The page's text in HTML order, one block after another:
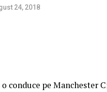
24, 2018
conduce pe Manchester